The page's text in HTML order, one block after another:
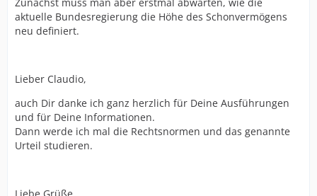
aktuelle Bundesregierung die Höhe des Schonvermögens
neu definiert.
Lieber Claudio,
auch Dir danke ich ganz herzlich für Deine Ausführungen
und für Deine Informationen.
Dann werde ich mal die Rechtsnormen und das genannte
Urteil studieren.